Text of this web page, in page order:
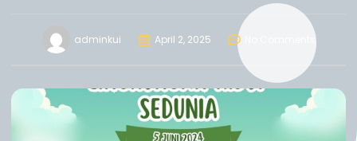
adminkui April 2, 2025